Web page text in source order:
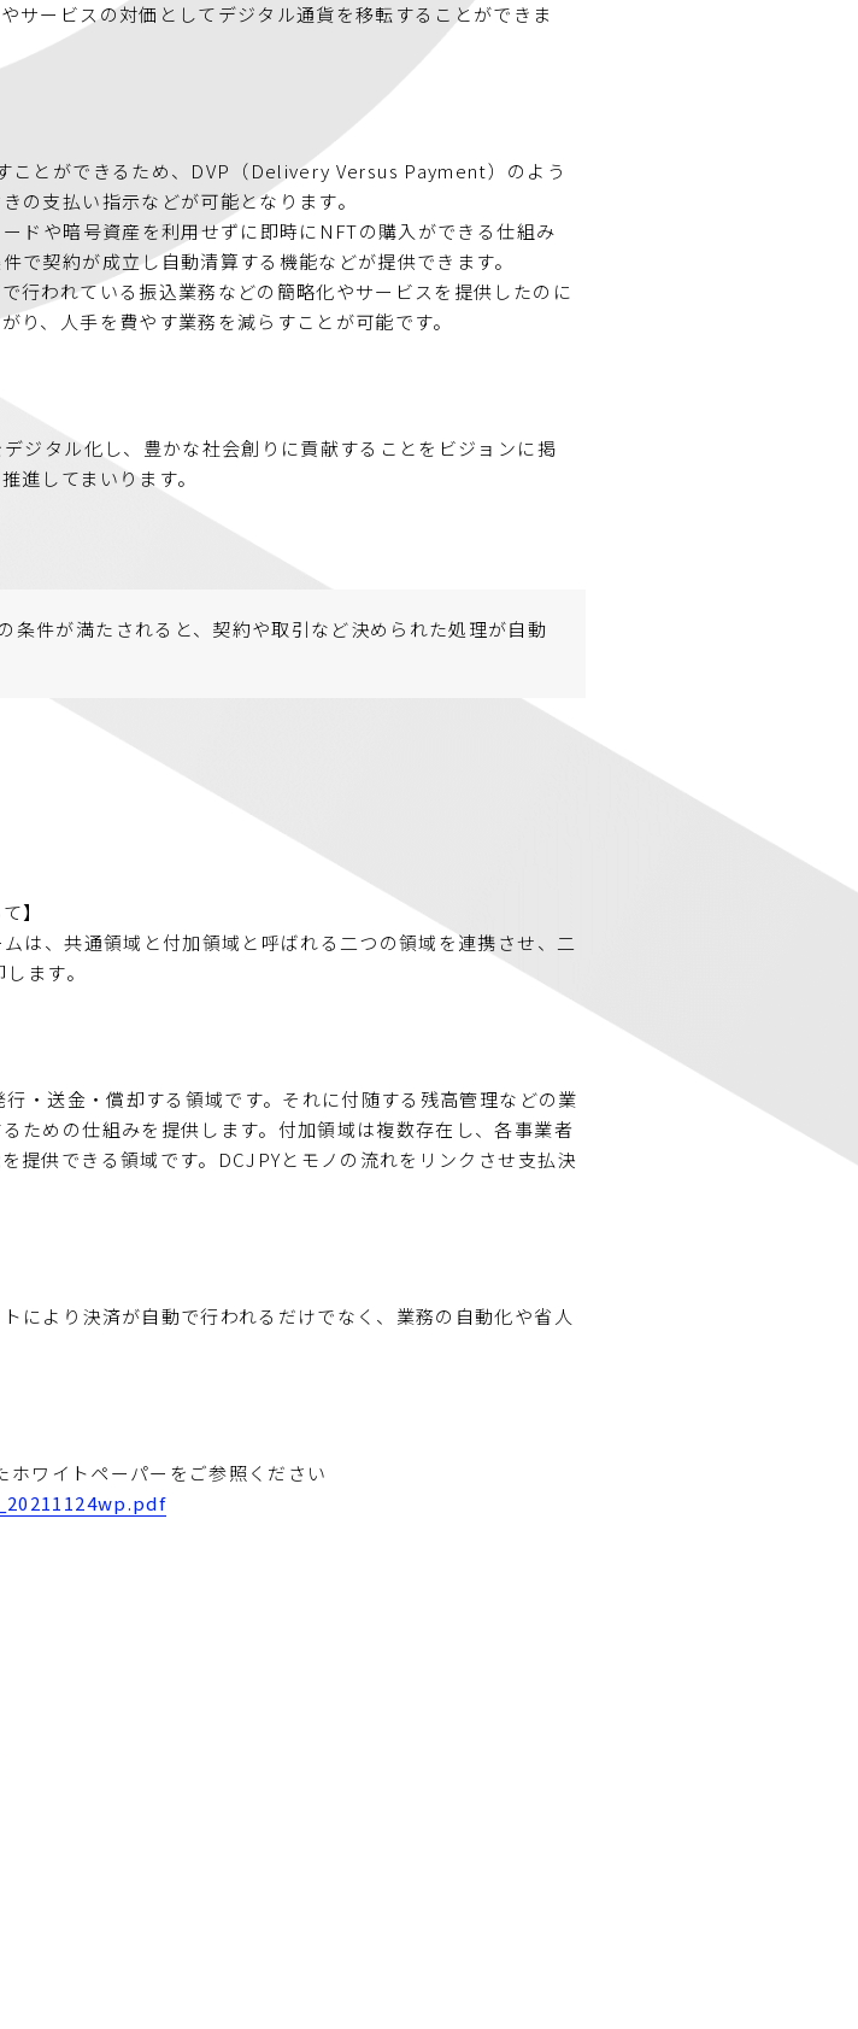
サービスの対価としてデジタル通貨を移転することができま
とができるため、DVP（Delivery Versus Payment）のよう
の支払い指示などが可能となります。
ドや暗号資産を利用せずに即時にNFTの購入ができる仕組み
で契約が成立し自動清算する機能などが提供できます。
行われている振込業務などの簡略化やサービスを提供したのに
り、人手を費やす業務を減らすことが可能です。
ジタル化し、豊かな社会創りに貢献することをビジョンに掲
進してまいります。
件が満たされると、契約や取引など決められた処理が自動
】
は、共通領域と付加領域と呼ばれる二つの領域を連携させ、二
ます。
・送金・償却する領域です。それに付随する残高管理などの業
ための仕組みを提供します。付加領域は複数存在し、各事業者
提供できる領域です。DCJPYとモノの流れをリンクさせ支払決
により決済が自動で行われるだけでなく、業務の自動化や省人
ワイトペーパーをご参照ください